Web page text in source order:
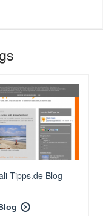
Tipps.de Blog